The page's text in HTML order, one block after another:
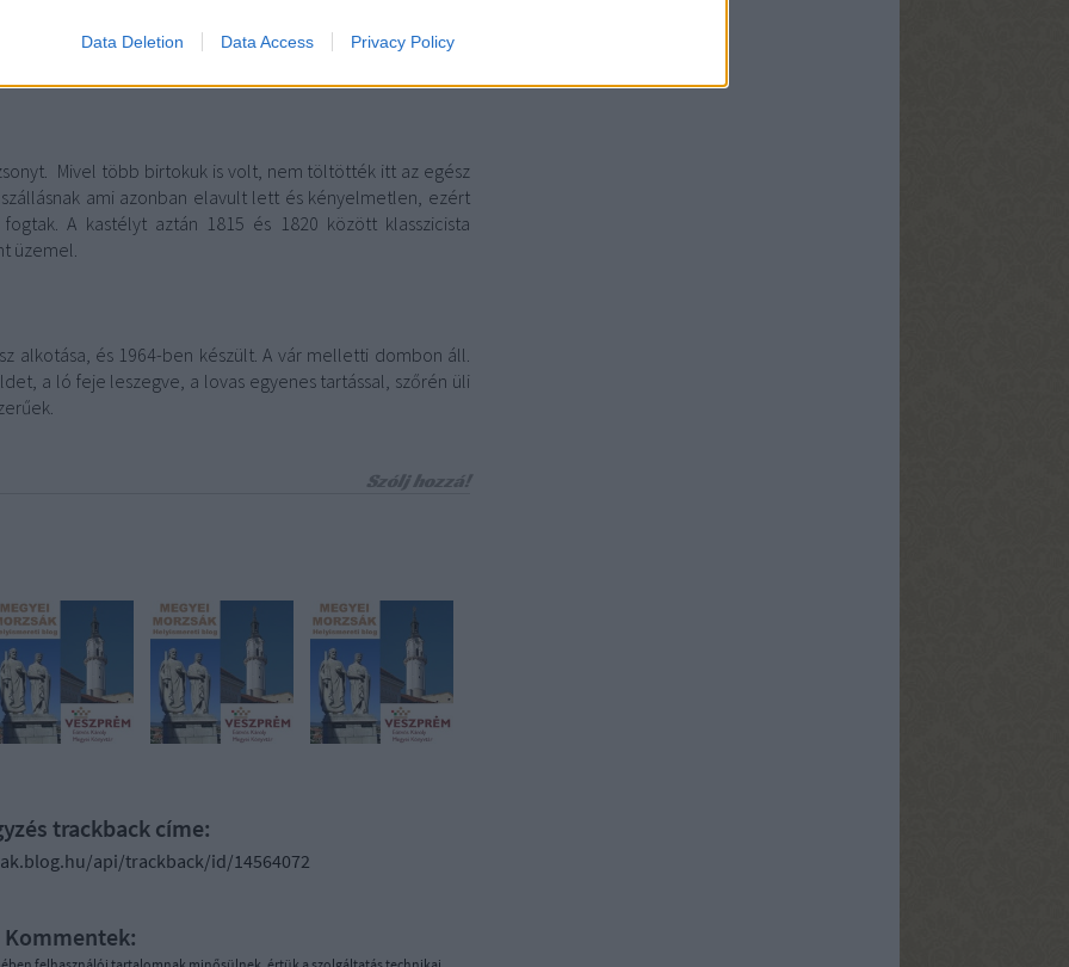
Data Deletion Data Access Privacy Policy
A templom tornya az idők folyamán megsüllyedt,
A toronyban lakó harangok a templom előtti
12-ben felújították.
Mivel több birtokuk is volt, nem töltötték itt az egész
ami azonban elavult lett és kényelmetlen, ezért
A kastélyt aztán 1815 és 1820 között klasszicista
üzemel.
alkotása, és 1964-ben készült. A vár melletti dombon áll.
a ló feje leszegve, a lovas egyenes tartással, szőrén üli
Szólj hozzá!
trackback címe:
api/trackback/id/14564072
Kommentek: